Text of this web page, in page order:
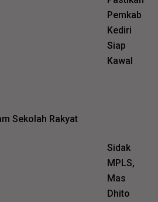
Pemkab
Kediri
Siap
Kawal
Sekolah Rakyat
Sidak
MPLS,
Mas
Dhito